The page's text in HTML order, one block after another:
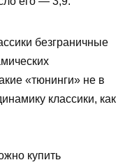
безграничные
«тюнинги» не в
классики, как
купить